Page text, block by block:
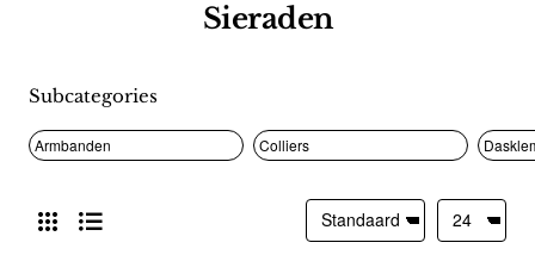
Sieraden
Subcategories
Armbanden Colliers